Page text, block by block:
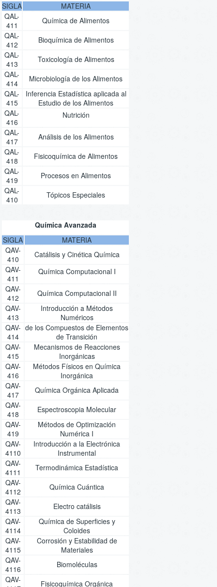
SIGLA
MATERIA
QAL-
411
Química de Alimentos
QAL-
412
Bioquímica de Alimentos
QAL-
413
Toxicología de Alimentos
QAL-
414
Microbiología de los Alimentos
QAL-
415
Inferencia Estadística aplicada al
Estudio de los Alimentos
QAL-
416
Nutrición
QAL-
417
Análisis de los Alimentos
QAL-
418
Fisicoquímica de Alimentos
QAL-
419
Procesos en Alimentos
QAL-
410
Tópicos Especiales
Química Avanzada
SIGLA
MATERIA
QAV-
410
Catálisis y Cinética Química
QAV-
411
Química Computacional I
QAV-
412
Química Computacional II
QAV-
413
Introducción a Métodos
Numéricos
QAV-
414
de los Compuestos de Elementos
de Transición
QAV-
415
Mecanismos de Reacciones
Inorgánicas
QAV-
416
Métodos Físicos en Química
Inorgánica
QAV-
417
Química Orgánica Aplicada
QAV-
418
Espectroscopia Molecular
QAV-
419
Métodos de Optimización
Numérica I
QAV-
4110
Introducción a la Electrónica
Instrumental
QAV-
4111
Termodinámica Estadística
QAV-
4112
Química Cuántica
QAV-
4113
Electro catálisis
QAV-
4114
Química de Superficies y
Coloides
QAV-
4115
Corrosión y Estabilidad de
Materiales
QAV-
4116
Biomoléculas
QAV-
Fisicoquímica Orgánica